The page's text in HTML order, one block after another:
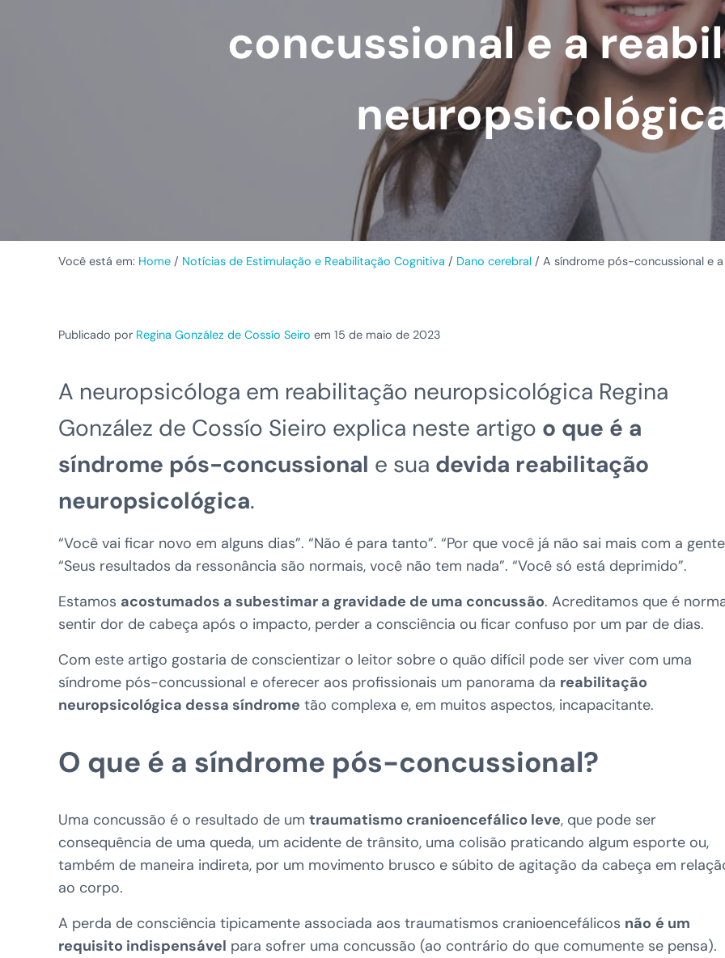
concussional e a
Você está em: Home / Notícias de Estimulação e Reabilitação Cognitiva / Dano cerebral / A síndrome pós-concussional e
Publicado por Regina González de Cossío Seiro em 15 de maio de 2023
A neuropsicóloga em reabilitação neuropsicológica Regina
González de Cossío Sieiro explica neste artigo o que é a
síndrome pós-concussional e sua devida reabilitação
neuropsicológica.
“Você vai ficar novo em alguns dias”. “Não é para tanto”. “Por que você já não sai mais com a
“Seus resultados da ressonância são normais, você não tem nada”. “Você só está deprimido”.
Estamos acostumados a subestimar a gravidade de uma concussão. Acreditamos que é
sentir dor de cabeça após o impacto, perder a consciência ou ficar confuso por um par de dias.
Com este artigo gostaria de conscientizar o leitor sobre o quão difícil pode ser viver com uma
síndrome pós-concussional e oferecer aos profissionais um panorama da reabilitação
neuropsicológica dessa síndrome tão complexa e, em muitos aspectos, incapacitante.
O que é a síndrome pós-concussional?
Uma concussão é o resultado de um traumatismo cranioencefálico leve, que pode ser
consequência de uma queda, um acidente de trânsito, uma colisão praticando algum esporte ou,
também de maneira indireta, por um movimento brusco e súbito de agitação da cabeça em
ao corpo.
A perda de consciência tipicamente associada aos traumatismos cranioencefálicos não é um
requisito indispensável para sofrer uma concussão (ao contrário do que comumente se pensa).